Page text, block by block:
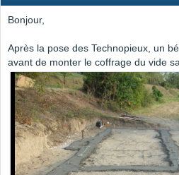
Bonjour,
Après la pose des Technopieux, un
avant de monter le coffrage du vide